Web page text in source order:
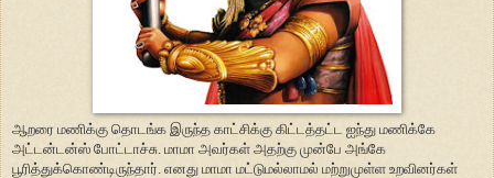
ஆறரை மணிக்கு தொடங்க இருந்த காட்சிக்கு கிட்டத்தட்ட ஐந்து மணிக்கே
அட்டன்டன்ஸ் போட்டாச்சு. மாமா அவர்கள் அதற்கு முன்பே அங்கே
பூரித்துக்கொண்டிருந்தார். எனது மாமா மட்டுமல்லாமல் மற்றுமுள்ள உறவினர்கள்